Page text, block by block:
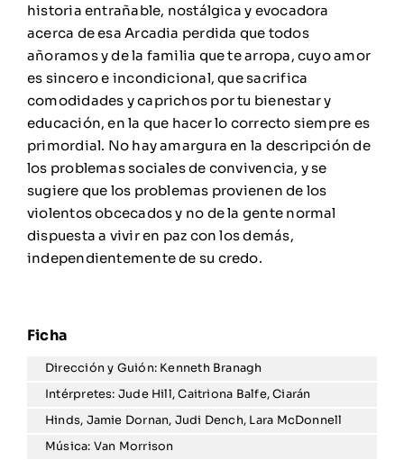
historia entrañable, nostálgica y evocadora
acerca de esa Arcadia perdida que todos
añoramos y de la familia que te arropa, cuyo amor
es sincero e incondicional, que sacrifica
comodidades y caprichos por tu bienestar y
educación, en la que hacer lo correcto siempre es
primordial. No hay amargura en la descripción de
los problemas sociales de convivencia, y se
sugiere que los problemas provienen de los
violentos obcecados y no de la gente normal
dispuesta a vivir en paz con los demás,
independientemente de su credo.
Dirección y Guión: Kenneth Branagh
Intérpretes: Jude Hill, Caitriona Balfe, Ciarán
Hinds, Jamie Dornan, Judi Dench, Lara McDonnell
Música: Van Morrison